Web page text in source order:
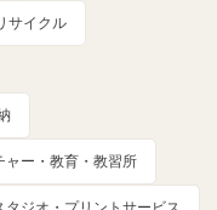
サイクル
ャー・教育・教習所